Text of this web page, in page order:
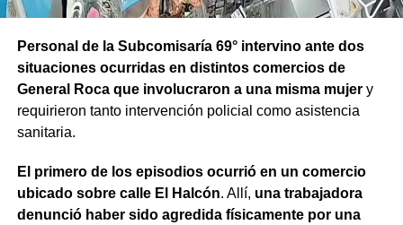
Personal de la Subcomisaría 69° intervino ante dos
situaciones ocurridas en distintos comercios de
General Roca que involucraron a una misma mujery
requirieron tanto intervención policial como asistencia
sanitaria.
El primero de los episodios ocurrió en un comercio
ubicado sobre calle El Halcón. Allí, una trabajadora
denunció haber sido agredida físicamente por una